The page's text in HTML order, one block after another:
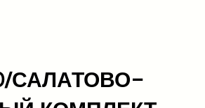
САЛАТОВО-